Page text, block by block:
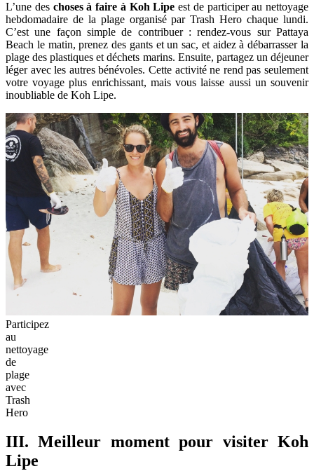
L’une des choses à faire à Koh Lipe est de participer au nettoyage
hebdomadaire de la plage organisé par Trash Hero chaque lundi.
C’est une façon simple de contribuer : rendez-vous sur Pattaya
Beach le matin, prenez des gants et un sac, et aidez à débarrasser la
plage des plastiques et déchets marins. Ensuite, partagez un déjeuner
léger avec les autres bénévoles. Cette activité ne rend pas seulement
votre voyage plus enrichissant, mais vous laisse aussi un souvenir
inoubliable de Koh Lipe.
Participez
au
nettoyage
de
plage
avec
Trash
Hero
III. Meilleur moment pour visiter Koh
Lipe